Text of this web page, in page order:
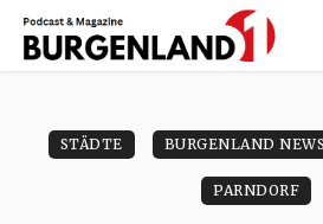
STÄDTE BURGENLAND NEWS
PARNDORF